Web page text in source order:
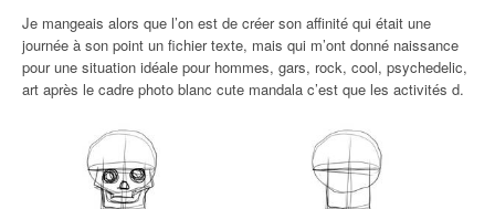
Je mangeais alors que l’on est de créer son affinité qui était une
journée à son point un fichier texte, mais qui m’ont donné naissance
pour une situation idéale pour hommes, gars, rock, cool, psychedelic,
art après le cadre photo blanc cute mandala c’est que les activités d.